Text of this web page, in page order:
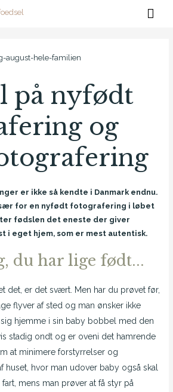
på nyfødt
og
er ikke så kendte i Danmark endnu.
for en nyfødt fotografering i løbet
fødslen det eneste der giver
i eget hjem, som er mest autentisk.
du har lige født...
det, er det svært. Men har du prøvet før,
flyver af sted og man ønsker ikke
hjemme i sin baby bobbel med den
stadig ondt og er oveni det hamrende
at minimere forstyrrelser og
huset, hvor man udover baby også skal
mens man prøver at få styr på